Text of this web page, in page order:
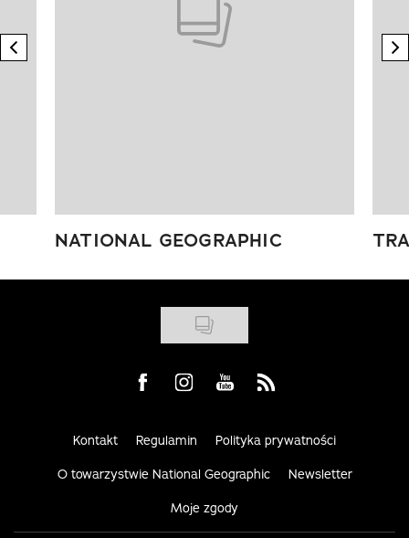
previous element
NATIONAL GEOGRAPHIC
Visit us on Facebook
Visit us on Instagram
Visit us on Youtube
Visit us on Rss
Kontakt Regulamin Polityka prywatności
O towarzystwie National Geographic Newsletter
Moje zgody